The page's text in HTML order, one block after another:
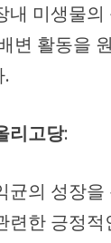
내 미생물
변 활동을
.
리고당:
균의 성장
련한 긍정